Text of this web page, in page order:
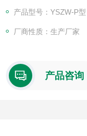
产品型号：YSZW-P型
厂商性质：生产厂家
产品咨询